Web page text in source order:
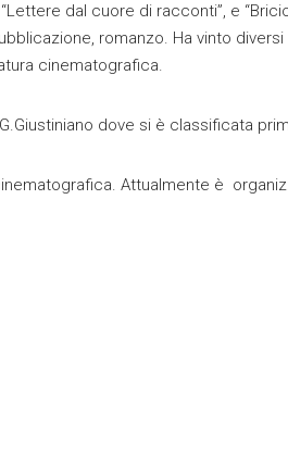
dal cuore di racconti”, e
romanzo. Ha vinto
cinematografica.
dove si è classificata
Attualmente è